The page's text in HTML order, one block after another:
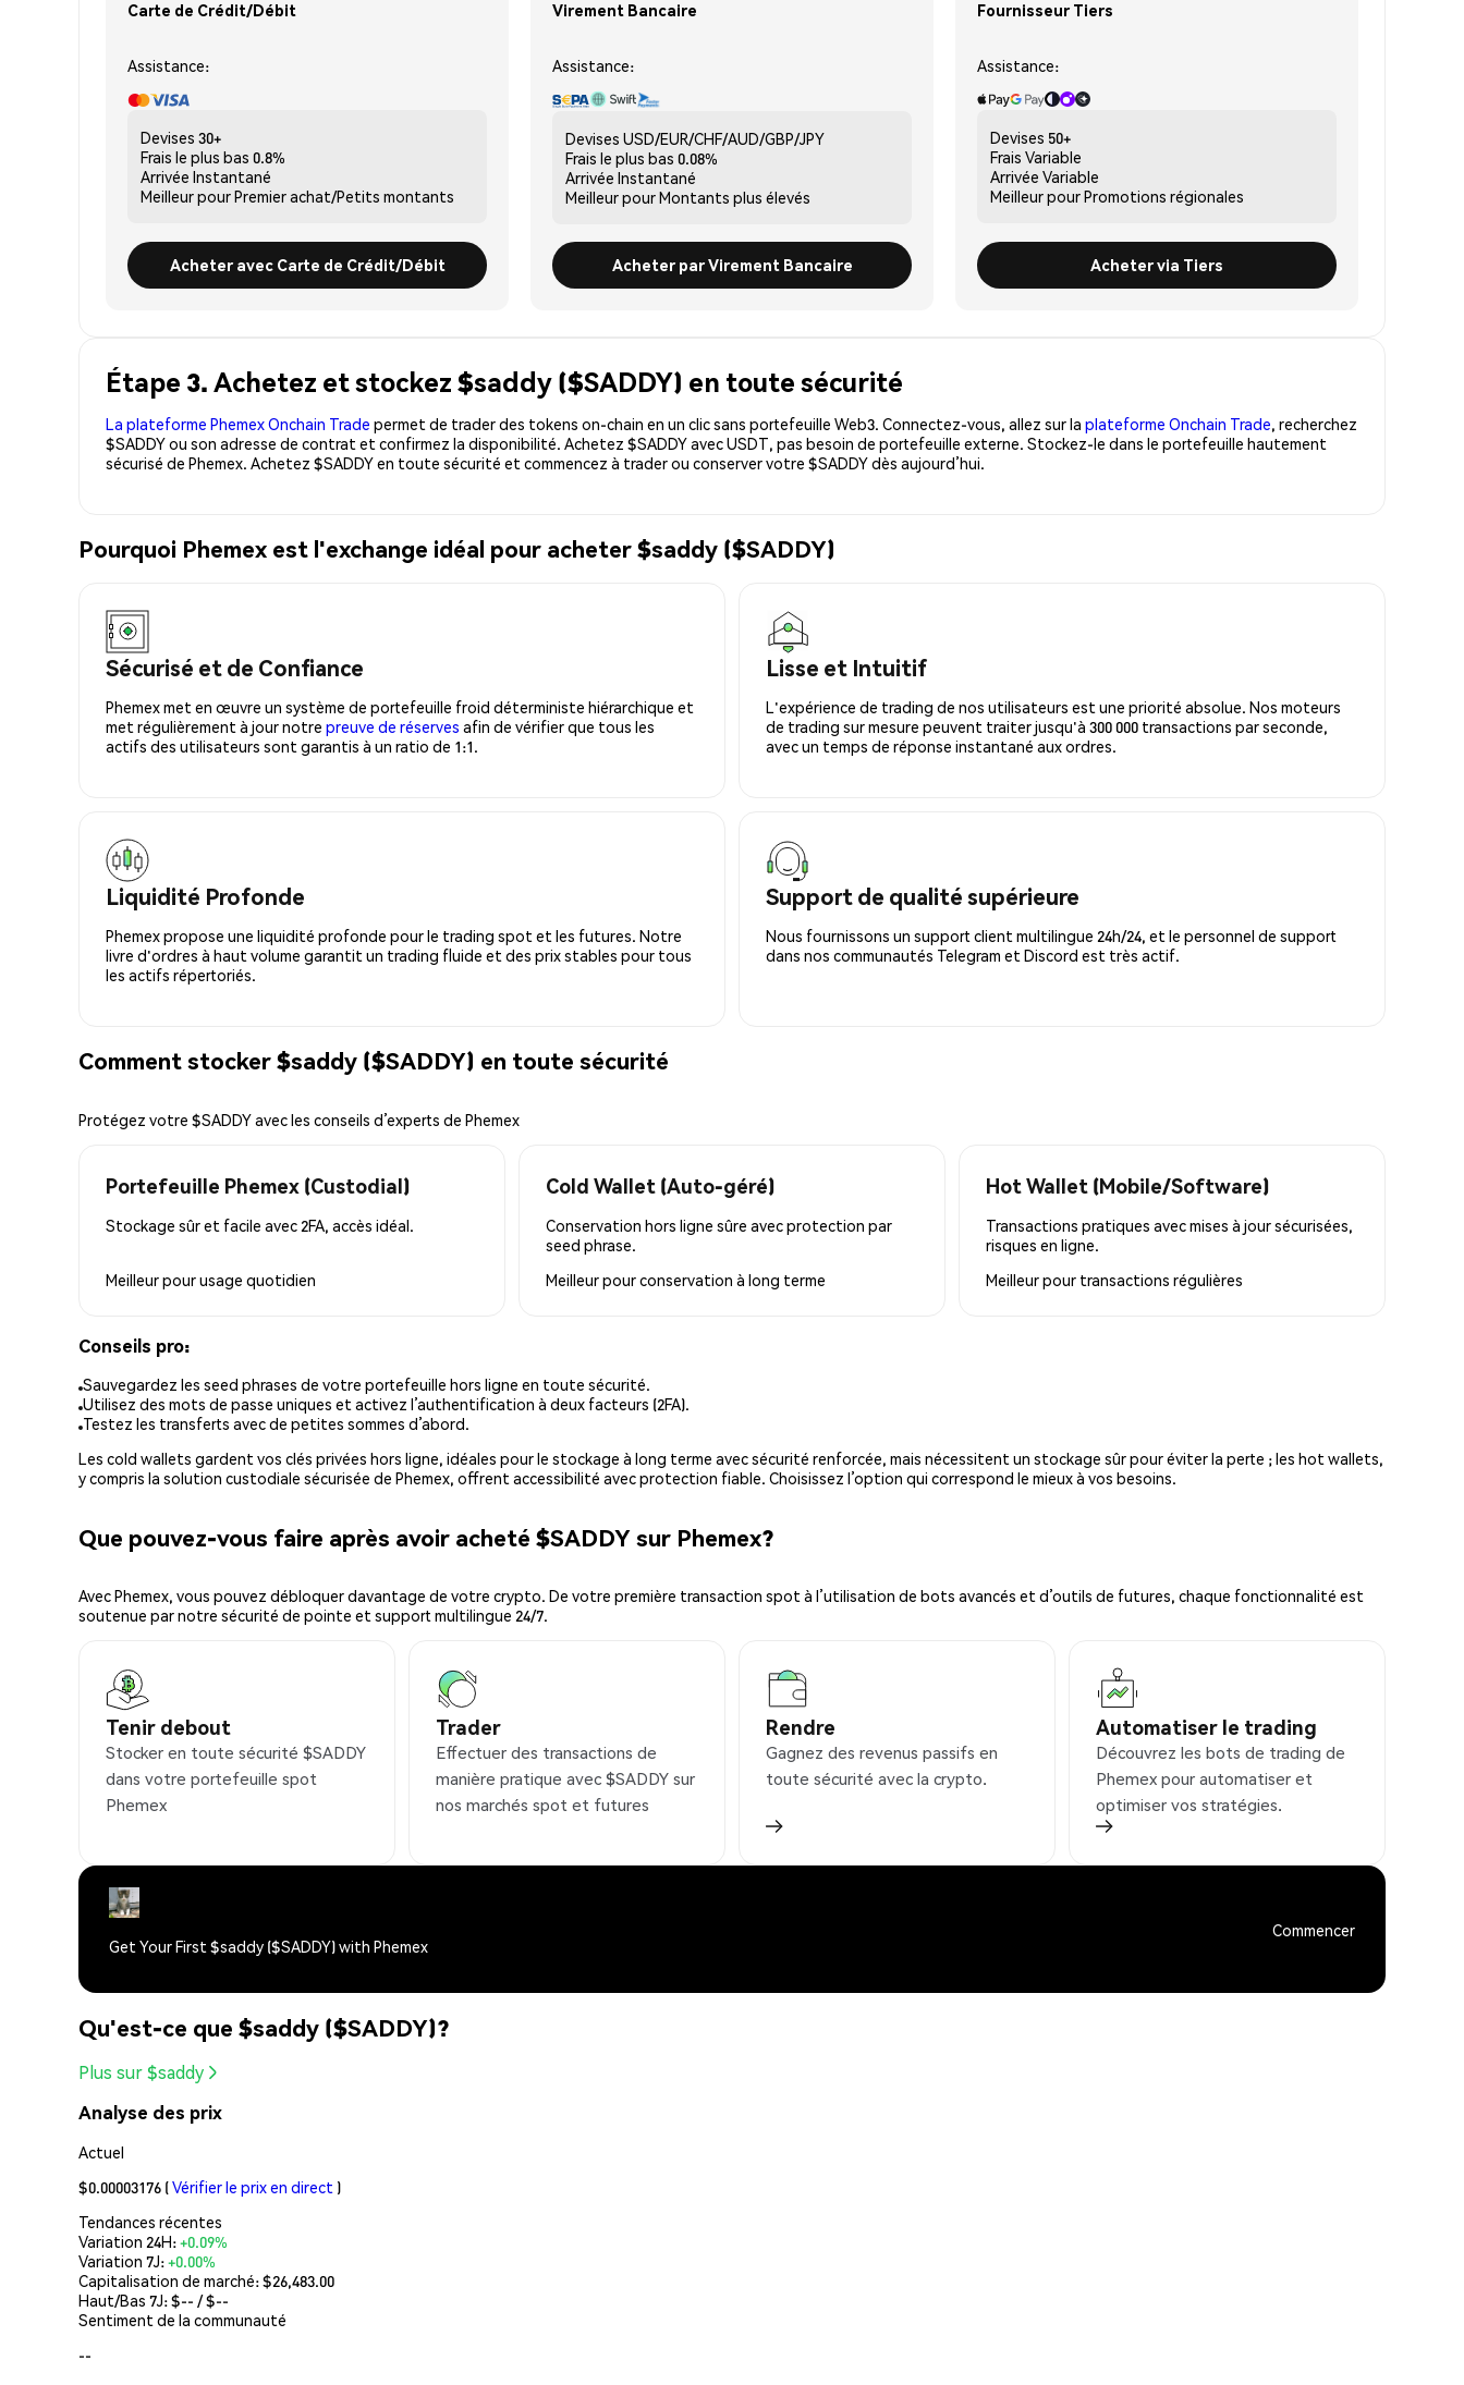
Carte de Crédit/Débit
Assistance:
Devises 30+
Frais le plus bas 0.8%
Arrivée Instantané
Meilleur pourPremier achat/Petits montants
Acheter avec Carte de Crédit/Débit
Virement Bancaire
Assistance:
Devises USD/EUR/CHF/AUD/GBP/JPY
Frais le plus bas 0.08%
Arrivée Instantané
Meilleur pourMontants plus élevés
Acheter par Virement Bancaire
Fournisseur Tiers
Assistance:
Devises 50+
Frais Variable
Arrivée Variable
Meilleur pourPromotions régionales
Acheter via Tiers
Étape 3. Achetez et stockez $saddy ($SADDY) en toute sécurité
La plateforme Phemex Onchain Trade permet de trader des tokens on-chain en un clic sans portefeuille Web3. Connectez-vous, allez sur la plateforme Onchain Trade, recherchez
$SADDY ou son adresse de contrat et confirmez la disponibilité. Achetez $SADDY avec USDT, pas besoin de portefeuille externe. Stockez-le dans le portefeuille hautement
sécurisé de Phemex. Achetez $SADDY en toute sécurité et commencez à trader ou conserver votre $SADDY dès aujourd’hui.
Pourquoi Phemex est l'exchange idéal pour acheter $saddy ($SADDY)
Sécurisé et de Confiance
Phemex met en œuvre un système de portefeuille froid déterministe hiérarchique et
met régulièrement à jour notre preuve de réserves afin de vérifier que tous les
actifs des utilisateurs sont garantis à un ratio de 1:1.
Lisse et Intuitif
L'expérience de trading de nos utilisateurs est une priorité absolue. Nos moteurs
de trading sur mesure peuvent traiter jusqu'à 300 000 transactions par seconde,
avec un temps de réponse instantané aux ordres.
Liquidité Profonde
Phemex propose une liquidité profonde pour le trading spot et les futures. Notre
livre d'ordres à haut volume garantit un trading fluide et des prix stables pour tous
les actifs répertoriés.
Support de qualité supérieure
Nous fournissons un support client multilingue 24h/24, et le personnel de support
dans nos communautés Telegram et Discord est très actif.
Comment stocker $saddy ($SADDY) en toute sécurité
Protégez votre $SADDY avec les conseils d’experts de Phemex
Portefeuille Phemex (Custodial)
Stockage sûr et facile avec 2FA, accès idéal.
Meilleur pourusage quotidien
Cold Wallet (Auto-géré)
Conservation hors ligne sûre avec protection par
seed phrase.
Meilleur pourconservation à long terme
Hot Wallet (Mobile/Software)
Transactions pratiques avec mises à jour sécurisées,
risques en ligne.
Meilleur pour transactions régulières
Conseils pro:
Sauvegardez les seed phrases de votre portefeuille hors ligne en toute sécurité.
Utilisez des mots de passe uniques et activez l’authentification à deux facteurs (2FA).
Testez les transferts avec de petites sommes d’abord.
Les cold wallets gardent vos clés privées hors ligne, idéales pour le stockage à long terme avec sécurité renforcée, mais nécessitent un stockage sûr pour éviter la perte ; les hot wallets,
y compris la solution custodiale sécurisée de Phemex, offrent accessibilité avec protection fiable. Choisissez l’option qui correspond le mieux à vos besoins.
Que pouvez-vous faire après avoir acheté $SADDY sur Phemex?
Avec Phemex, vous pouvez débloquer davantage de votre crypto. De votre première transaction spot à l’utilisation de bots avancés et d’outils de futures, chaque fonctionnalité est
soutenue par notre sécurité de pointe et support multilingue 24/7.
Tenir debout
Stocker en toute sécurité $SADDY
dans votre portefeuille spot
Phemex
Trader
Effectuer des transactions de
manière pratique avec $SADDY sur
nos marchés spot et futures
Rendre
Gagnez des revenus passifs en
toute sécurité avec la crypto.
Automatiser le trading
Découvrez les bots de trading de
Phemex pour automatiser et
optimiser vos stratégies.
Get Your First $saddy ($SADDY) with Phemex
Commencer
Qu'est-ce que $saddy ($SADDY)?
Plus sur $saddy
Analyse des prix
Actuel
$0.00003176 (Vérifier le prix en direct )
Tendances récentes
Variation 24H:+0.09%
Variation 7J:+0.00%
Capitalisation de marché:$26,483.00
Haut/Bas 7J: $-- / $--
Sentiment de la communauté
--